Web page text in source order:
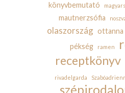
könyvbemutató
mautnerzsófia
olaszország ottanna
pékség ramen
receptkönyv
rivadelgarda